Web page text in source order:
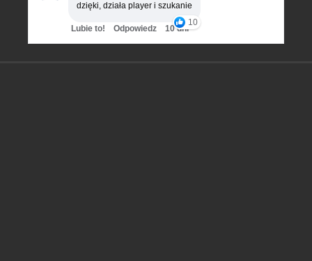
dzięki, działa player i szukanie
10
Lubie to! Odpowiedz 10 dni